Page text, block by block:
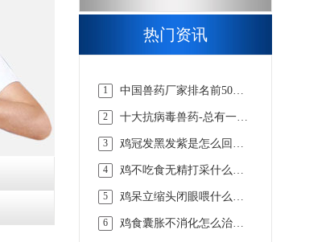
热门资讯
1
中国兽药厂家排名前50
药】
2
十大抗病毒兽药-总有一款
3
鸡冠发黑发紫是怎么回事
合适 【汇邦兽药】
4
鸡不吃食无精打采什么病
5
鸡呆立缩头闭眼喂什么药
6
鸡食囊胀不消化怎么治，